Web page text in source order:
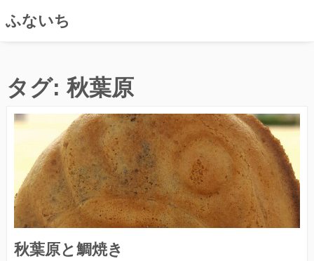
テ
ふないち
タグ: 秋葉原
秋葉原と鯛焼き